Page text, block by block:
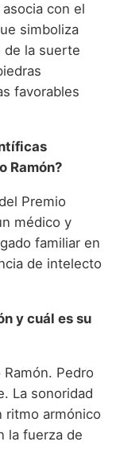
con el
simboliza
de la suerte
favorables
Ramón?
Premio
médico y
familiar en
de intelecto
y cuál es su
Pedro
La sonoridad
ritmo armónico
la fuerza de